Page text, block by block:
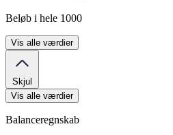
Beløb i hele 1000
Vis alle værdier
Skjul
Vis alle værdier
Balanceregnskab